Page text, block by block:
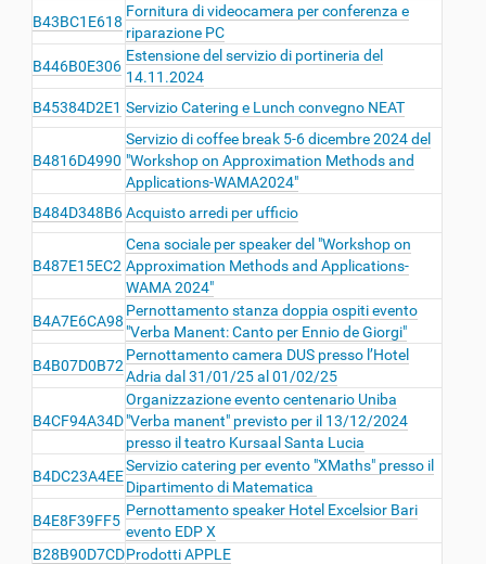
B43BC1E618
Fornitura di videocamera per conferenza e
riparazione PC
B446B0E306
Estensione del servizio di portineria del
14.11.2024
B45384D2E1 Servizio Catering e Lunch convegno NEAT
B4816D4990
Servizio di coffee break 5-6 dicembre 2024 del
"Workshop on Approximation Methods and
Applications-WAMA2024"
B484D348B6Acquisto arredi per ufficio
B487E15EC2
Cena sociale per speaker del "Workshop on
Approximation Methods and Applications-
WAMA 2024"
B4A7E6CA98
Pernottamento stanza doppia ospiti evento
"Verba Manent: Canto per Ennio de Giorgi"
B4B07D0B72
Pernottamento camera DUS presso l’Hotel
Adria dal 31/01/25 al 01/02/25
B4CF94A34D
Organizzazione evento centenario Uniba
"Verba manent" previsto per il 13/12/2024
presso il teatro Kursaal Santa Lucia
B4DC23A4EE
Servizio catering per evento "XMaths" presso il
Dipartimento di Matematica
B4E8F39FF5
Pernottamento speaker Hotel Excelsior Bari
evento EDP X
B28B90D7CDProdotti APPLE